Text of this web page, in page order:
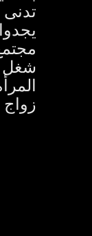
تدنى
شغل